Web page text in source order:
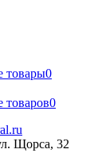
товары0
товаров0
Щорса, 32